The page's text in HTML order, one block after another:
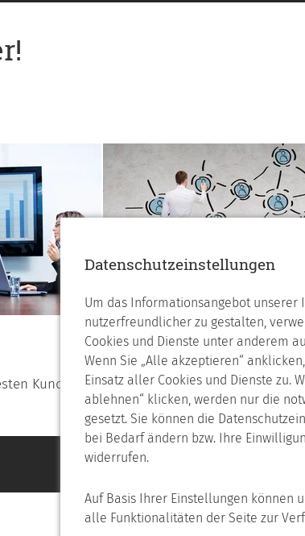
Datenschutzeinstellungen
Um das Informationsangebot unserer
nutzerfreundlicher zu gestalten,
Cookies und Dienste unter anderem
Wenn Sie „Alle akzeptieren“
Einsatz aller Cookies und Dienste zu.
ablehnen“ klicken, werden nur die
gesetzt. Sie können die
bei Bedarf ändern bzw. Ihre
widerrufen.
Auf Basis Ihrer Einstellungen können
alle Funktionalitäten der Seite zur
Kunden-
Referenzen
Werden auch Sie ein